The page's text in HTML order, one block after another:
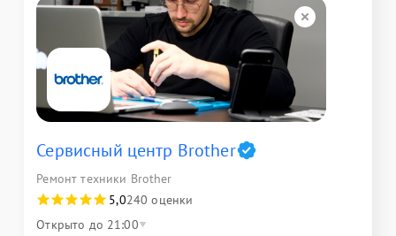
Сервисный центр Brother
Ремонт техники Brother
5,0240 оценки
Открыто до 21:00